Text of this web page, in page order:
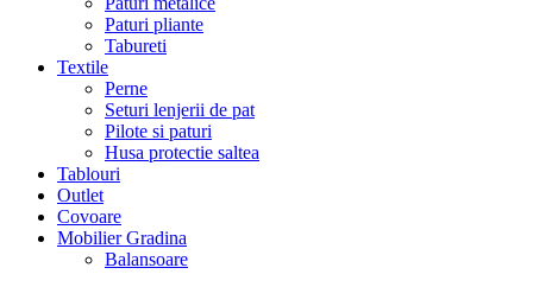
Paturi pliante
Tabureti
Textile
Perne
Seturi lenjerii de pat
Pilote si paturi
Husa protectie saltea
Tablouri
Outlet
Covoare
Mobilier Gradina
Balansoare